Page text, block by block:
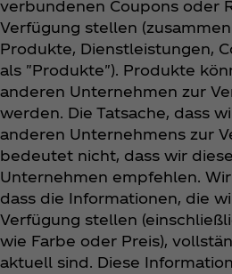
verbundenen Coupons oder
Verfügung stellen
Produkte, Dienstleistungen,
als "Produkte"). Produkte
anderen Unternehmen zur
werden. Die Tatsache, dass
anderen Unternehmens zur
bedeutet nicht, dass wir
Unternehmen empfehlen.
dass die Informationen, die
Verfügung stellen
wie Farbe oder Preis),
aktuell sind. Diese